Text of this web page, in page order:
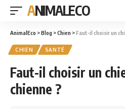
ANIMALECO
AnimalEco >Blog >Chien >Faut-il choisir un
CHIEN SANTÉ
Faut-il choisir un
chienne ?